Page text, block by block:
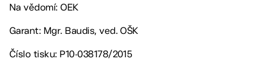
Na vědomí: OEK
Garant: Mgr. Baudis, ved. OŠK
Číslo tisku: P10-038178/2015